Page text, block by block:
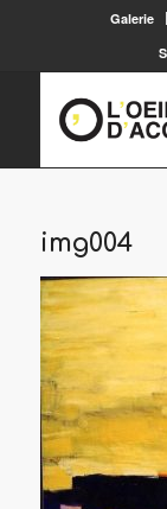
Galerie
img004